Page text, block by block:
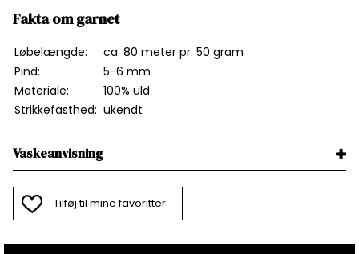
Fakta om garnet
Løbelængde:
ca. 80 meter pr. 50 gram
Pind:
5-6 mm
Materiale:
100% uld
Strikkefasthed: ukendt
Vaskeanvisning
Tilføj til mine favoritter